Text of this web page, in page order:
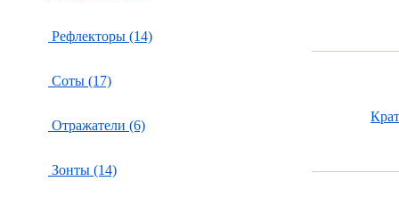
Рефлекторы (14)
Соты (17)
Отражатели (6)
Зонты (14)